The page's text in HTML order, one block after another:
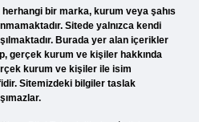
bir marka, kurum veya şahıs
Sitede yalnızca kendi
Burada yer alan içerikler
gerçek kurum ve kişiler hakkında
kurum ve kişiler ile isim
Sitemizdeki bilgiler taslak